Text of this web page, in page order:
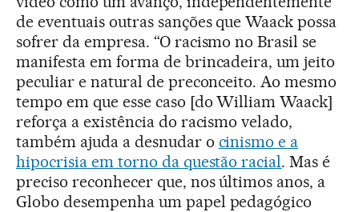
de eventuais outras sanções que Waack possa
sofrer da empresa. “O racismo no Brasil se
manifesta em forma de brincadeira, um jeito
peculiar e natural de preconceito. Ao mesmo
tempo em que esse caso [do William Waack]
reforça a existência do racismo velado,
também ajuda a desnudar o cinismo e a
hipocrisia em torno da questão racial. Mas é
preciso reconhecer que, nos últimos anos, a
Globo desempenha um papel pedagógico